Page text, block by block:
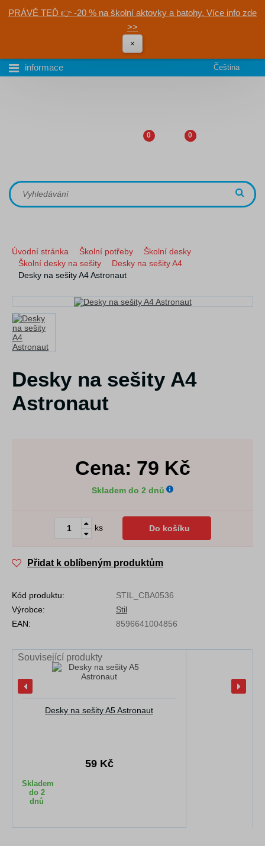
PRÁVĚ TEĎ 👉 -20 % na školní aktovky a batohy. Více info zde
>>
×
informace Čeština
0 0
Úvodní stránka Školní potřeby
Školní desky
Školní desky na sešity
Desky na sešity A4
Desky na sešity A4 Astronaut
Desky na sešity A4
Astronaut
Cena: 79 Kč
Skladem do 2 dnů
ks Do košíku
Přidat k oblíbeným produktům
Kód produktu:
STIL_CBA0536
Výrobce:
Stil
EAN:
8596641004856
Související produkty
Desky na sešity A5 Astronaut
59 Kč
Skladem
do 2
dnů